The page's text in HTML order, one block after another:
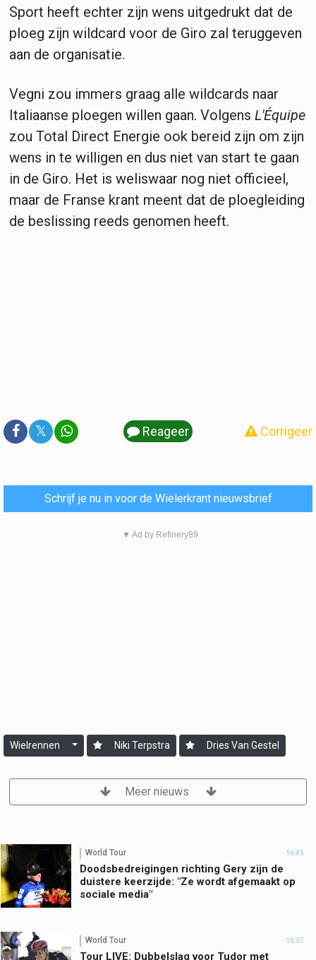
Sport heeft echter zijn wens uitgedrukt dat de
ploeg zijn wildcard voor de Giro zal teruggeven
aan de organisatie.
Vegni zou immers graag alle wildcards naar
Italiaanse ploegen willen gaan. Volgens L'Équipe
zou Total Direct Energie ook bereid zijn om zijn
wens in te willigen en dus niet van start te gaan
in de Giro. Het is weliswaar nog niet officieel,
maar de Franse krant meent dat de ploegleiding
de beslissing reeds genomen heeft.
𝕏 Reageer Corrigeer
Schrijf je nu in voor de Wielerkrant nieuwsbrief
▼ Ad by Refinery89
Wielrennen Niki Terpstra Dries Van Gestel
Meer nieuws
World Tour 16:45
Doodsbedreigingen richting Gery zijn de
duistere keerzijde: "Ze wordt afgemaakt op
sociale media"
World Tour 16:37
Tour LIVE: Dubbelslag voor Tudor met